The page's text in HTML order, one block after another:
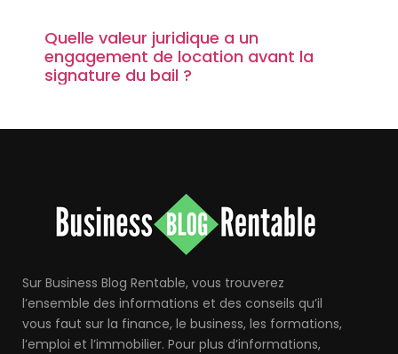
Quelle valeur juridique a un
engagement de location avant la
signature du bail ?
Sur Business Blog Rentable, vous trouverez
l’ensemble des informations et des conseils qu’il
vous faut sur la finance, le business, les formations,
l’emploi et l’immobilier. Pour plus d’informations,